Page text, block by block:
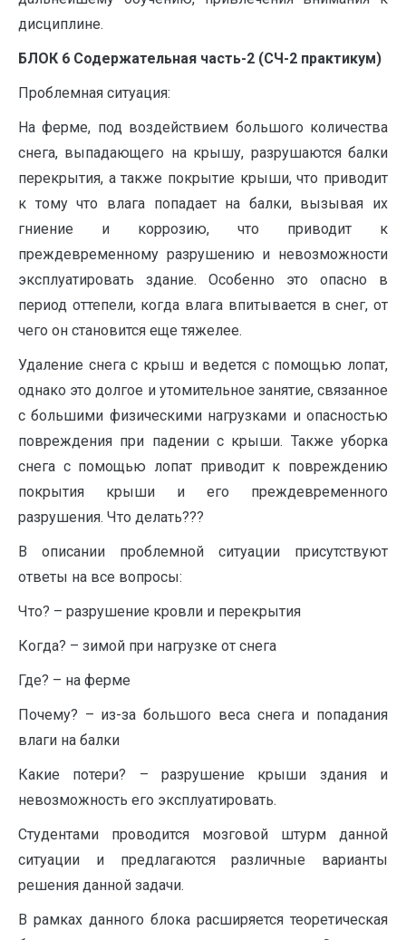
дисциплине.
БЛОК 6 Содержательная часть-2 (СЧ-2 практикум)
Проблемная ситуация:
На ферме, под воздействием большого количества
снега, выпадающего на крышу, разрушаются балки
перекрытия, а также покрытие крыши, что приводит
к тому что влага попадает на балки, вызывая их
гниение и коррозию, что приводит к
преждевременному разрушению и невозможности
эксплуатировать здание. Особенно это опасно в
период оттепели, когда влага впитывается в снег, от
чего он становится еще тяжелее.
Удаление снега с крыш и ведется с помощью лопат,
однако это долгое и утомительное занятие, связанное
с большими физическими нагрузками и опасностью
повреждения при падении с крыши. Также уборка
снега с помощью лопат приводит к повреждению
покрытия крыши и его преждевременного
разрушения. Что делать???
В описании проблемной ситуации присутствуют
ответы на все вопросы:
Что? – разрушение кровли и перекрытия
Когда? – зимой при нагрузке от снега
Где? – на ферме
Почему? – из-за большого веса снега и попадания
влаги на балки
Какие потери? – разрушение крыши здания и
невозможность его эксплуатировать.
Студентами проводится мозговой штурм данной
ситуации и предлагаются различные варианты
решения данной задачи.
В рамках данного блока расширяется теоретическая